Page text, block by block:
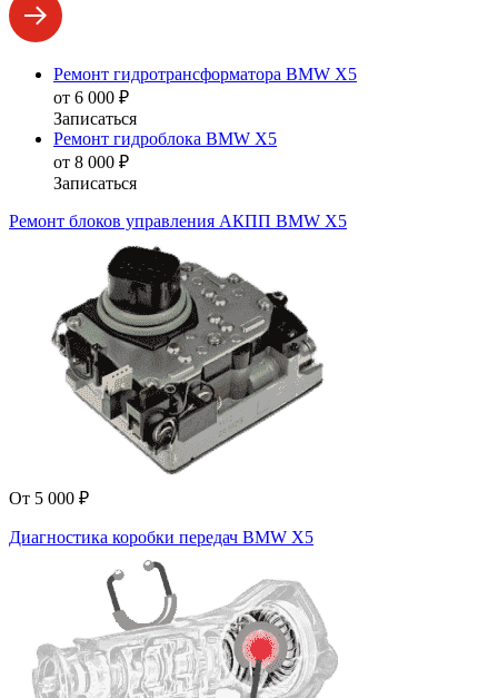
Ремонт гидротрансформатора BMW X5
от 6 000 ₽
Записаться
Ремонт гидроблока BMW X5
от 8 000 ₽
Записаться
Ремонт блоков управления АКПП BMW X5
От 5 000 ₽
Диагностика коробки передач BMW X5